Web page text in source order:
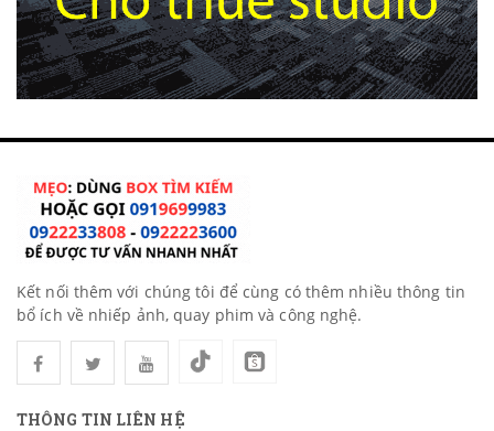
Kết nối thêm với chúng tôi để cùng có thêm nhiều thông tin
bổ ích về nhiếp ảnh, quay phim và công nghệ.
THÔNG TIN LIÊN HỆ